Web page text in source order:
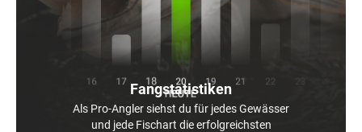
Fangstatistiken
Als Pro-Angler siehst du für jedes Gewässer
und jede Fischart die erfolgreichsten